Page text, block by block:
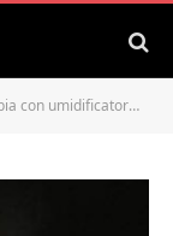
USB Creativa @ Grana di Legno Scuro 4_1L o Meno